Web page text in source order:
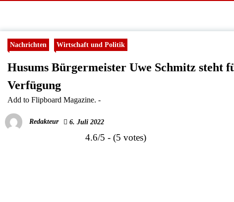
Nachrichten Wirtschaft und Politik
Husums Bürgermeister Uwe Schmitz steht
Verfügung
Add to Flipboard Magazine. -
Redakteur 6. Juli 2022
4.6/5 - (5 votes)